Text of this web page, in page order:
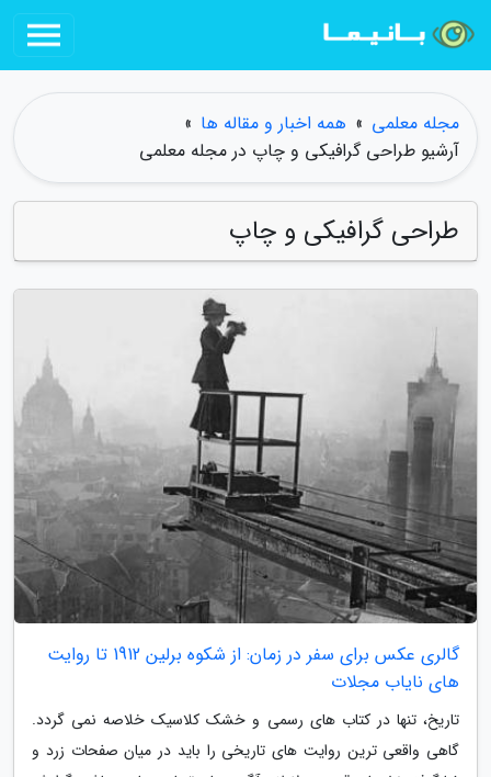
مجله معلمی » همه اخبار و مقاله ها »
آرشیو طراحی گرافیکی و چاپ در مجله معلمی
طراحی گرافیکی و چاپ
گالری عکس برای سفر در زمان: از شکوه برلین 1912 تا روایت
های نایاب مجلات
تاریخ، تنها در کتاب های رسمی و خشک کلاسیک خلاصه نمی گردد.
گاهی واقعی ترین روایت های تاریخی را باید در میان صفحات زرد و